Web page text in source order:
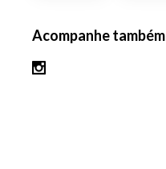
Acompanhe também